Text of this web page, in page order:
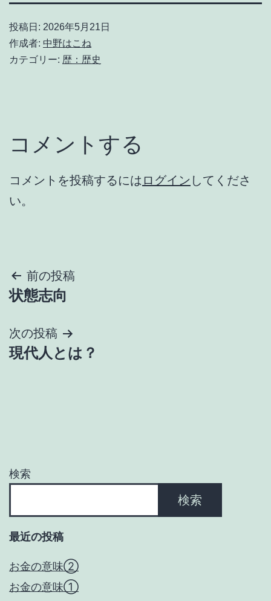
投稿日: 2026年5月21日
作成者: 中野はこね
カテゴリー: 歴：歴史
コメントする
コメントを投稿するには ログイン してくださ
い。
投
稿
ナ
ビ
ョ
前の投稿
状態志向
次の投稿
現代人とは？
検索
検索
最近の投稿
お金の意味②
お金の意味①